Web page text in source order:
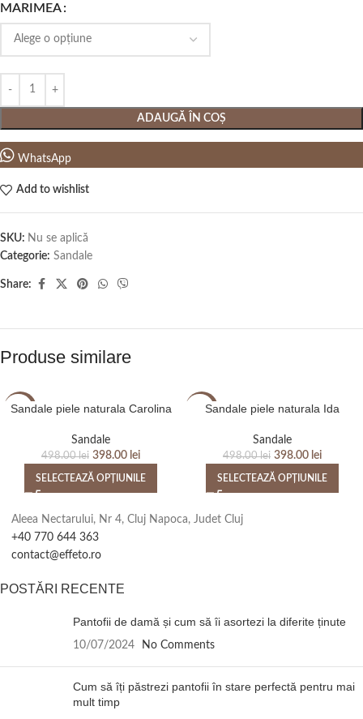
MARIMEA
ADAUGĂ ÎN COȘ
WhatsApp
Add to wishlist
SKU: Nu se aplică
Categorie: Sandale
Share:
Produse similare
-20%
Sandale piele naturala Carolina
Sandale
498.00lei 398.00 lei
SELECTEAZĂ OPȚIUNILE
-20%Sandale piele naturala Ida
Sandale
498.00lei 398.00 lei
SELECTEAZĂ OPȚIUNILE
Aleea Nectarului, Nr 4, Cluj Napoca, Judet Cluj
+40 770 644 363
contact@effeto.ro
POSTĂRI RECENTE
Pantofii de damă și cum să îi asortezi la diferite ținute
10/07/2024 No Comments
Cum să îți păstrezi pantofii în stare perfectă pentru mai
mult timp